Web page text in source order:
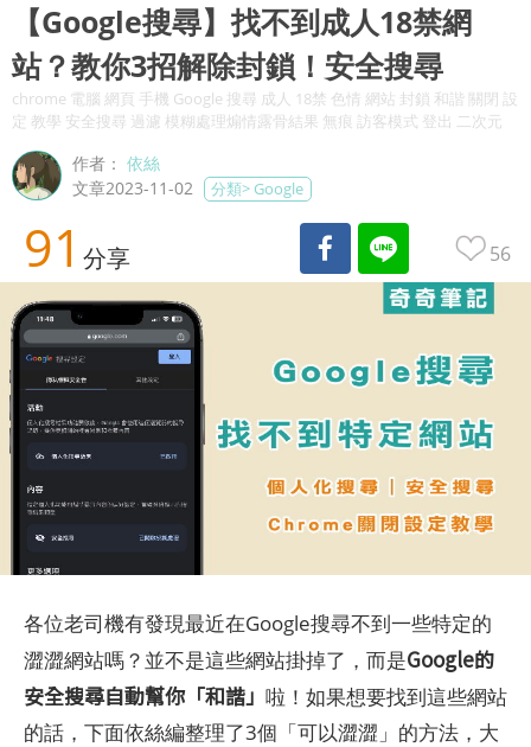
【Google搜尋】找不到成人18禁網
站？教你3招解除封鎖！安全搜尋
chrome 電腦 網頁 手機 Google 搜尋 成人 18禁 色情 網站 封鎖 和諧 關閉 設
定 教學 安全搜尋 過濾 模糊處理煽情露骨結果 無痕 訪客模式 登出 二次元
作者：依絲
文章2023-11-02
分類> Google
91 分享 56
各位老司機有發現最近在Google搜尋不到一些特定的
澀澀網站嗎？並不是這些網站掛掉了，而是Google的
安全搜尋自動幫你「和諧」 啦！如果想要找到這些網站
的話，下面依絲編整理了3個「可以澀澀」的方法，大